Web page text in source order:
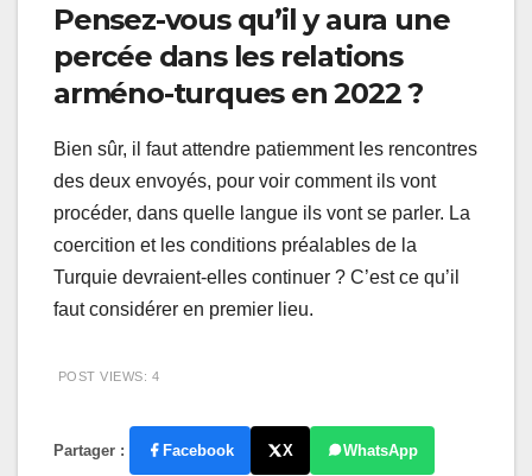
Pensez-vous qu’il y aura une
percée dans les relations
arméno-turques en 2022 ?
Bien sûr, il faut attendre patiemment les rencontres
des deux envoyés, pour voir comment ils vont
procéder, dans quelle langue ils vont se parler. La
coercition et les conditions préalables de la
Turquie devraient-elles continuer ? C’est ce qu’il
faut considérer en premier lieu.
POST VIEWS: 4
Partager : Facebook X WhatsApp